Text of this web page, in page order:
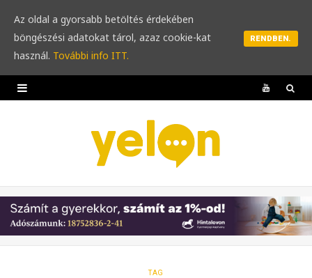
Y
u
b
e
TAG
Az oldal a gyorsabb betöltés érdekében
böngészési adatokat tárol, azaz cookie-kat
használ. További info ITT.
RENDBEN.